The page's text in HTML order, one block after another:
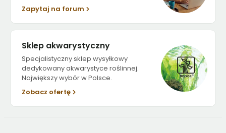
Zapytaj na forum
Sklep akwarystyczny
Specjalistyczny sklep wysyłkowy
dedykowany akwarystyce roślinnej.
Największy wybór w Polsce.
Zobacz ofertę